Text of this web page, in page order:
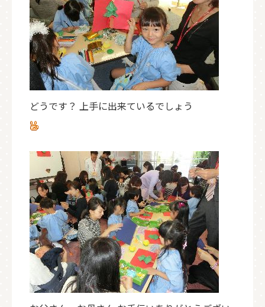
どうです？ 上手に出来ているでしょう